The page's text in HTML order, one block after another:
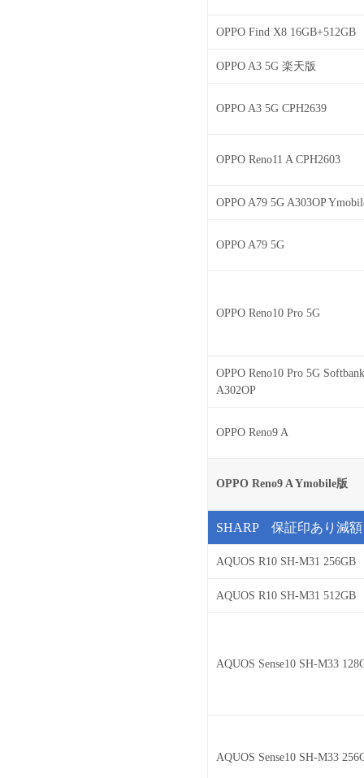
OPPO Find X8 16GB+512GB
OPPO A3 5G 楽天版
OPPO A3 5G CPH2639
OPPO Reno11 A CPH2603
OPPO A79 5G A303OP
OPPO A79 5G
OPPO Reno10 Pro 5G
OPPO Reno10 Pro 5G Softbank
A302OP
OPPO Reno9 A
OPPO Reno9 A Ymobile版
SHARP 保証印あり減額
AQUOS R10 SH-M31 256GB
AQUOS R10 SH-M31 512GB
AQUOS Sense10 SH-M33
AQUOS Sense10 SH-M33